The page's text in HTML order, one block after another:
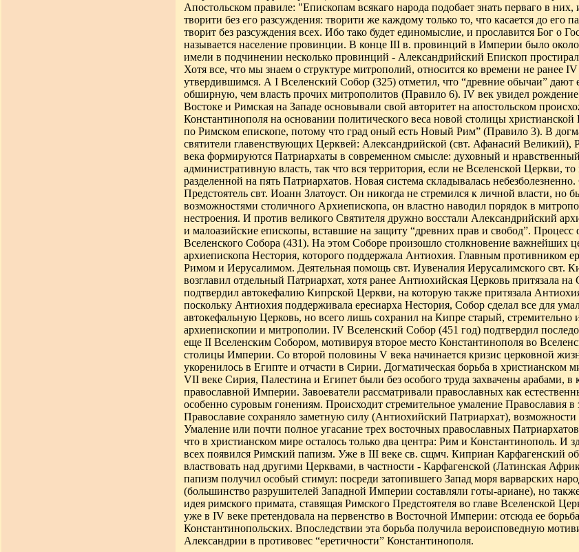
Апостольском правиле: "Епископам всякаго народа подобает знать перваго в
творити без его разсуждения: творити же каждому только то, что касается до
творит без разсуждения всех. Ибо тако будет единомыслие, и прославится Бог
называется население провинции. В конце III в. провинций в Империи было
имели в подчинении несколько провинций - Александрийский Епископ
Хотя все, что мы знаем о структуре митрополий, относится ко времени не ранее
утвердившимся. А I Вселенский Собор (325) отметил, что “древние обычаи”
обширную, чем власть прочих митрополитов (Правило 6). IV век увидел
Востоке и Римская на Западе основывали свой авторитет на апостольском
Константинополя на основании политического веса новой столицы
по Римском епископе, потому что град оный есть Новый Рим” (Правило 3). В
святители главенствующих Церквей: Александрийской (свт. Афанасий
века формируются Патриархаты в современном смысле: духовный и
административную власть, так что вся территория, если не Вселенской Церкви,
разделенной на пять Патриархатов. Новая система складывалась
Предстоятель свт. Иоанн Златоуст. Он никогда не стремился к личной власти,
возможностями столичного Архиепископа, он властно наводил порядок в
нестроения. И против великого Святителя дружно восстали Александрийский
и малоазийские епископы, вставшие на защиту “древних прав и свобод”.
Вселенского Собора (431). На этом Соборе произошло столкновение важнейших
архиепископа Нестория, которого поддержала Антиохия. Главным противником
Римом и Иерусалимом. Деятельная помощь свт. Иувеналия Иерусалимского свт.
возглавил отдельный Патриархат, хотя ранее Антиохийская Церковь притязала
подтвердил автокефалию Кипрской Церкви, на которую также притязала
поскольку Антиохия поддерживала ересиарха Нестория, Собор сделал все для
автокефальную Церковь, но всего лишь сохранил на Кипре старый,
архиепископии и митрополии. IV Вселенский Собор (451 год) подтвердил
еще II Вселенским Собором, мотивируя второе место Константинополя во
столицы Империи. Со второй половины V века начинается кризис церковной
укоренилось в Египте и отчасти в Сирии. Догматическая борьба в христианском
VII веке Сирия, Палестина и Египет были без особого труда захвачены арабами, в
православной Империи. Завоеватели рассматривали православных как
особенно суровым гонениям. Происходит стремительное умаление Православия
Православие сохраняло заметную силу (Антиохийский Патриархат),
Умаление или почти полное угасание трех восточных православных
что в христианском мире осталось только два центра: Рим и Константинополь. И
всех появился Римский папизм. Уже в III веке св. сщмч. Киприан Карфагенский
властвовать над другими Церквами, в частности - Карфагенской (Латинская
папизм получил особый стимул: посреди затопившего Запад моря варварских
(большинство разрушителей Западной Империи составляли готы-ариане), но
идея римского примата, ставящая Римского Предстоятеля во главе Вселенской
уже в IV веке претендовала на первенство в Восточной Империи: отсюда ее
Константинопольских. Впоследствии эта борьба получила вероисповедную
Александрии в противовес “еретичности” Константинополя.